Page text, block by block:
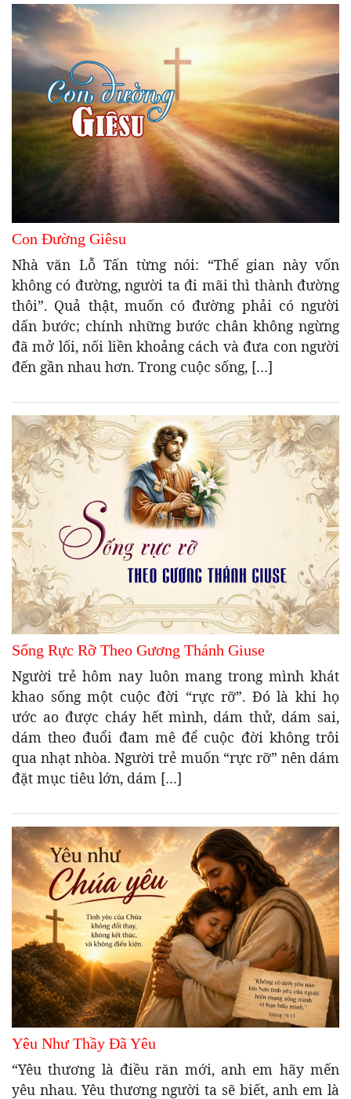
Con Đường Giêsu
Nhà văn Lỗ Tấn từng nói: “Thế gian này vốn
không có đường, người ta đi mãi thì thành đường
thôi”. Quả thật, muốn có đường phải có người
dấn bước; chính những bước chân không ngừng
đã mở lối, nối liền khoảng cách và đưa con người
đến gần nhau hơn. Trong cuộc sống, […]
Sống Rực Rỡ Theo Gương Thánh Giuse
Người trẻ hôm nay luôn mang trong mình khát
khao sống một cuộc đời “rực rỡ”. Đó là khi họ
ước ao được cháy hết mình, dám thử, dám sai,
dám theo đuổi đam mê để cuộc đời không trôi
qua nhạt nhòa. Người trẻ muốn “rực rỡ” nên dám
đặt mục tiêu lớn, dám […]
Yêu Như Thầy Đã Yêu
“Yêu thương là điều răn mới, anh em hãy mến
yêu nhau. Yêu thương người ta sẽ biết, anh em là